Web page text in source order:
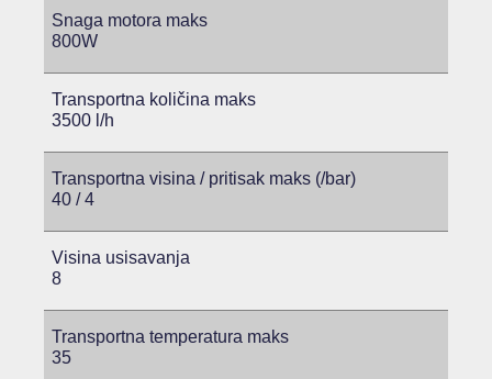
Snaga motora maks
800W
Transportna količina maks
3500 l/h
Transportna visina / pritisak maks (/bar)
40 / 4
Visina usisavanja
8
Transportna temperatura maks
35